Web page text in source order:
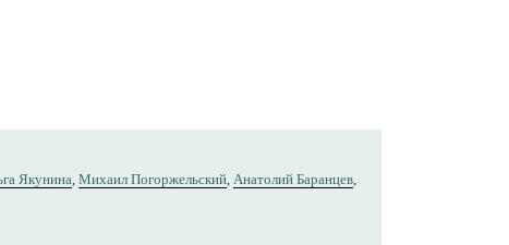
Якунина, Михаил Погоржельский, Анатолий Баранцев,